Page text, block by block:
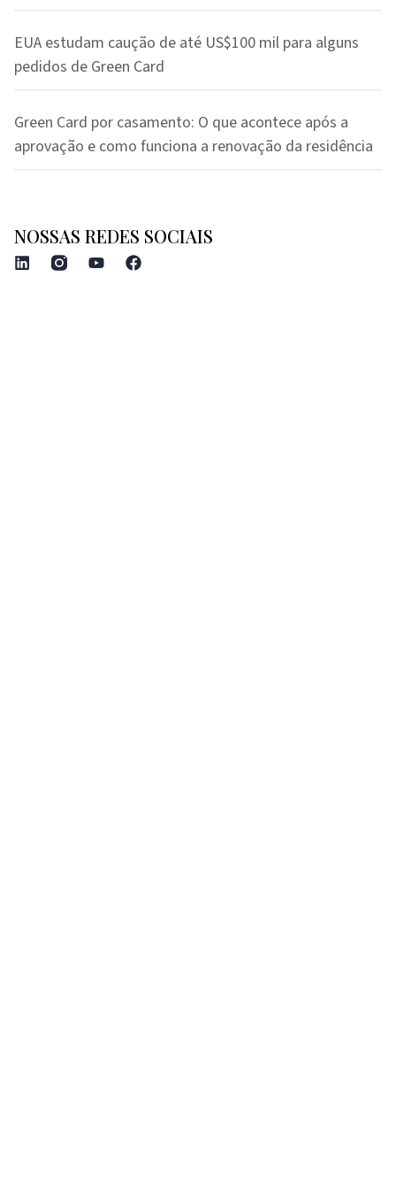
EUA estudam caução de até US$100 mil para alguns
pedidos de Green Card
Green Card por casamento: O que acontece após a
aprovação e como funciona a renovação da residência
NOSSAS REDES SOCIAIS